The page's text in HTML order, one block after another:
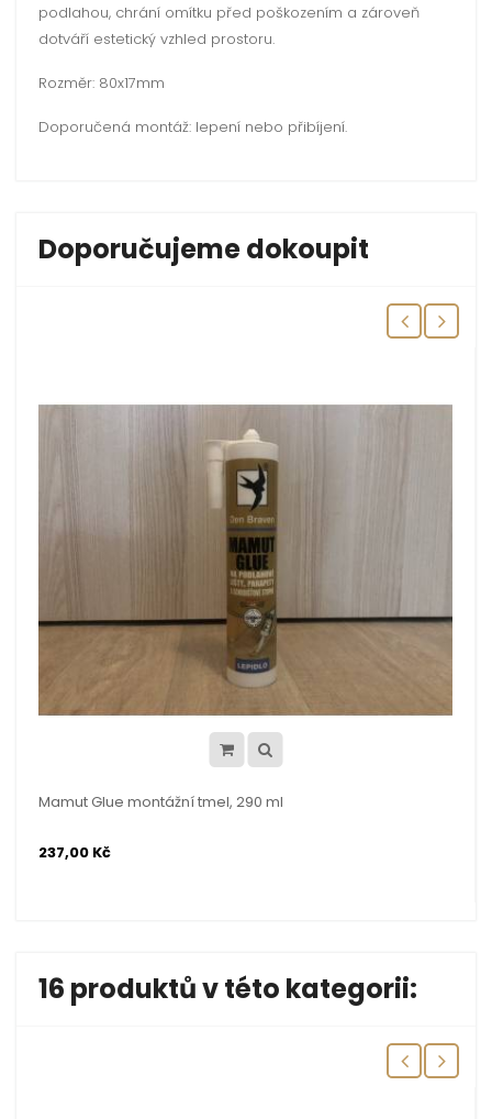
podlahou, chrání omítku před poškozením a zároveň
dotváří estetický vzhled prostoru.
Rozměr: 80x17mm
Doporučená montáž: lepení nebo přibíjení.
Doporučujeme dokoupit
Mamut Glue montážní tmel, 290 ml
237,00 Kč
16 produktů v této kategorii: